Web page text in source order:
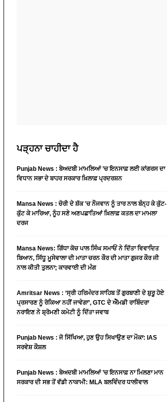
ਪੜ੍ਹਨਾ ਚਾਹੀਦਾ ਹੈ
Punjab News : ਬੇਅਦਬੀ ਮਾਮਲਿਆਂ ’ਚ ਇਨਸਾਫ਼ ਲਈ ਕਾਂਗਰਸ ਦਾ
ਵਿਧਾਨ ਸਭਾ ਦੇ ਬਾਹਰ ਸਰਕਾਰ ਖ਼ਿਲਾਫ਼ ਪ੍ਰਦਰਸ਼ਨ
Mansa News : ਚੋਰੀ ਦੇ ਸ਼ੱਕ 'ਚ ਨੌਜਵਾਨ ਨੂੰ ਤਾਰ ਨਾਲ ਬੰਨ੍ਹ ਕੇ ਕੁੱਟ-
ਕੁੱਟ ਕੇ ਮਾਰਿਆ, ਨੂੰਹ ਸਣੇ ਅਣਪਛਾਤਿਆਂ ਖ਼ਿਲਾਫ਼ ਕਤਲ ਦਾ ਮਾਮਲਾ
ਦਰਜ
Mansa News: ਗਿੱਧਾ ਕੋਚ ਪਾਲ ਸਿੰਘ ਸਮਾਓਂ ਨੇ ਦਿੱਤਾ ਵਿਵਾਦਿਤ
ਬਿਆਨ, ਸਿੱਧੂ ਮੂਸੇਵਾਲਾ ਦੀ ਮਾਤਾ ਚਰਨ ਕੌਰ ਦੀ ਮਾਤਾ ਗੁਜਰ ਕੌਰ ਜੀ
ਨਾਲ ਕੀਤੀ ਤੁਲਨਾ; ਕਾਰਵਾਈ ਦੀ ਮੰਗ
Amritsar News : ‘ਸ੍ਰੀ ਹਰਿਮੰਦਰ ਸਾਹਿਬ ਤੋਂ ਗੁਰਬਾਣੀ ਦੇ ਸ਼ੁਰੂ ਹੋਏ
ਪ੍ਰਸਾਰਣ ਨੂੰ ਰੋਕਿਆ ਨਹੀਂ ਜਾਵੇਗਾ’, GTC ਦੇ ਐੱਮਡੀ ਰਾਬਿੰਦਰਾ
ਨਰਾਇਣ ਨੇ ਸ਼੍ਰੋਮਣੀ ਕਮੇਟੀ ਨੂੰ ਦਿੱਤਾ ਜਵਾਬ
Punjab News : ਜੋ ਸਿੱਖਿਆ, ਹੁਣ ਉਹ ਸਿਖਾਉਣ ਦਾ ਮੌਕਾ: IAS
ਸਰਵੇਸ਼ ਕੌਸ਼ਲ
Punjab News : ਬੇਅਦਬੀ ਮਾਮਲਿਆਂ ’ਚ ਇਨਸਾਫ਼ ਨਾ ਮਿਲਣਾ ਮਾਨ
ਸਰਕਾਰ ਦੀ ਸਭ ਤੋਂ ਵੱਡੀ ਨਾਕਾਮੀ: MLA ਬਲਵਿੰਦਰ ਧਾਲੀਵਾਲ